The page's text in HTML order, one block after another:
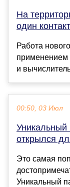
На
один
Работа
применением
и
00:50, 03 Июл
открылся
Это самая
Уникальный